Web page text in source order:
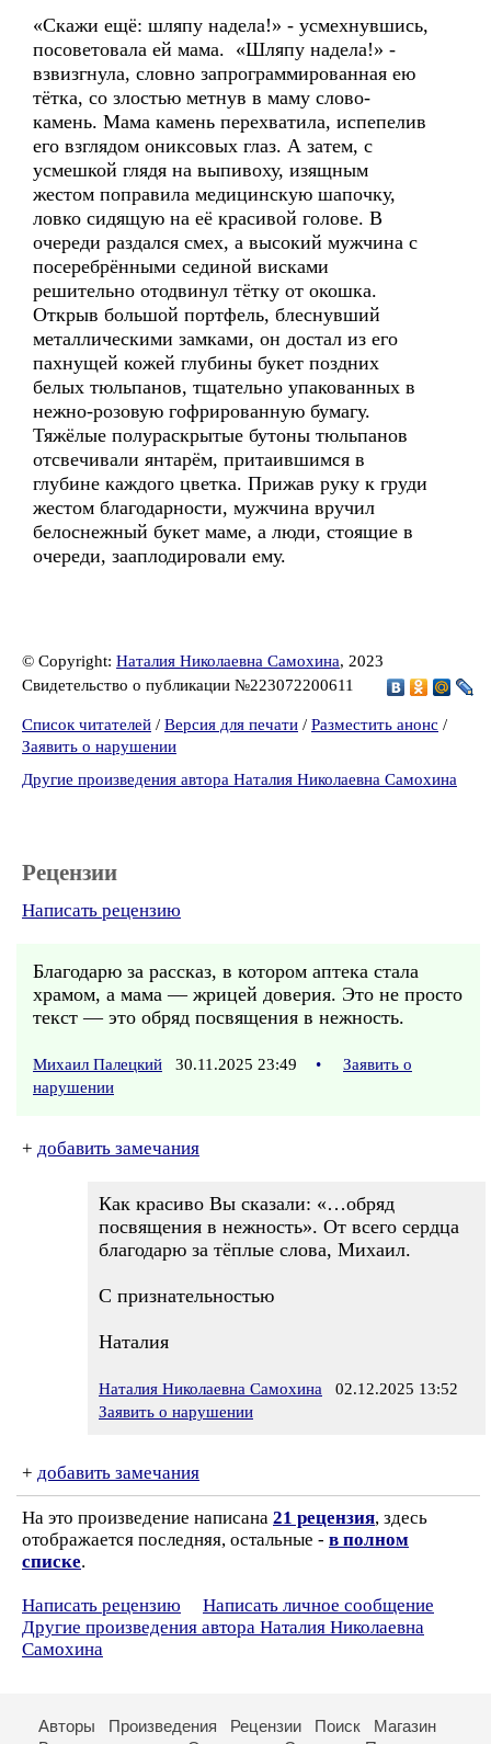
«Скажи ещё: шляпу надела!» - усмехнувшись,
посоветовала ей мама. «Шляпу надела!» -
взвизгнула, словно запрограммированная ею
тётка, со злостью метнув в маму слово-
камень. Мама камень перехватила, испепелив
его взглядом ониксовых глаз. А затем, с
усмешкой глядя на выпивоху, изящным
жестом поправила медицинскую шапочку,
ловко сидящую на её красивой голове. В
очереди раздался смех, а высокий мужчина с
посеребрёнными сединой висками
решительно отодвинул тётку от окошка.
Открыв большой портфель, блеснувший
металлическими замками, он достал из его
пахнущей кожей глубины букет поздних
белых тюльпанов, тщательно упакованных в
нежно-розовую гофрированную бумагу.
Тяжёлые полураскрытые бутоны тюльпанов
отсвечивали янтарём, притаившимся в
глубине каждого цветка. Прижав руку к груди
жестом благодарности, мужчина вручил
белоснежный букет маме, а люди, стоящие в
очереди, зааплодировали ему.
© Copyright: Наталия Николаевна Самохина, 2023
Свидетельство о публикации №223072200611
Список читателей / Версия для печати / Разместить анонс /
Заявить о нарушении
Другие произведения автора Наталия Николаевна Самохина
Рецензии
Написать рецензию
Благодарю за рассказ, в котором аптека стала
храмом, а мама — жрицей доверия. Это не просто
текст — это обряд посвящения в нежность.
Михаил Палецкий 30.11.2025 23:49 •
Заявить о
нарушении
+ добавить замечания
Как красиво Вы сказали: «…обряд
посвящения в нежность». От всего сердца
благодарю за тёплые слова, Михаил.
С признательностью
Наталия
Наталия Николаевна Самохина 02.12.2025 13:52
Заявить о нарушении
+ добавить замечания
На это произведение написана 21 рецензия, здесь
отображается последняя, остальные - в полном
списке.
Написать рецензию
Написать личное сообщение
Другие произведения автора Наталия Николаевна
Самохина
Авторы Произведения Рецензии Поиск
Магазин